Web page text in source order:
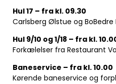
Hul 17 – fra kl. 09.30
Carlsberg Ølstue og BoBedre
Hul 9/10 og 1/18 – fra kl.
Forkælelser fra Restaurant
Baneservice – fra kl. 10.00
Kørende baneservice og